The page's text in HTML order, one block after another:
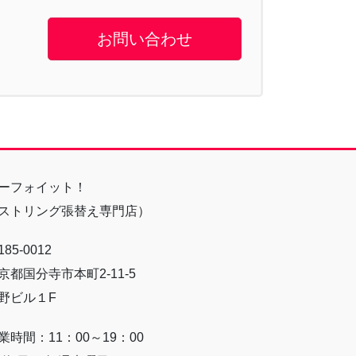
お問い合わせ
フォイット！
ストリング張替え専門店）
0012
都国分寺市本町2-11-5
ビル１F
時間：11：00～19：00